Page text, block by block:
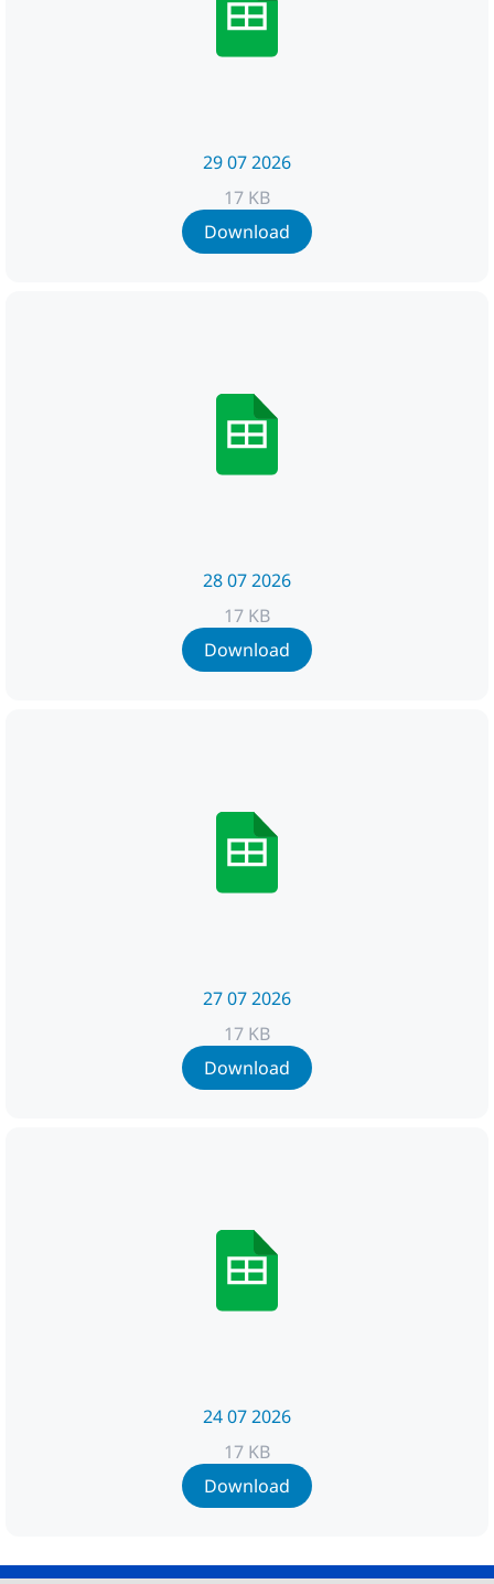
29 07 2026
17 KB
Download
28 07 2026
17 KB
Download
27 07 2026
17 KB
Download
24 07 2026
17 KB
Download